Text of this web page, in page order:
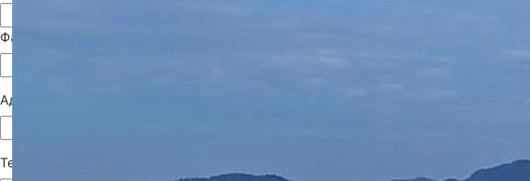
Фамилия*
Адрес электронной почты*
Тема*